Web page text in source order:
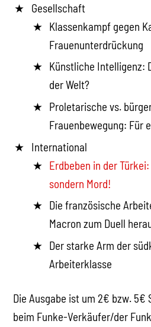
Gesellschaft
Klassenkampf gegen
Frauenunterdrückung
Künstliche Intelligenz:
der Welt?
Proletarische vs.
Frauenbewegung: Für
International
Erdbeben in der
sondern Mord!
Die französische
Macron zum Duell
Der starke Arm der
Arbeiterklasse
Die Ausgabe ist um 2€ bzw.
beim Funke-Verkäufer/der